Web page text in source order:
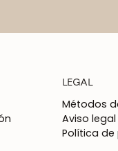
LEGAL
Métodos
Aviso legal
Política